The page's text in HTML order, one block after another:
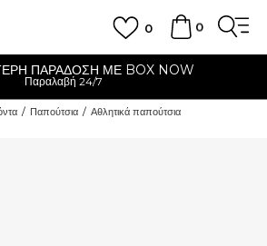
0
0
ΠΑΡΑΔΟΣΗ ΜΕ BOX NOW
Παραλαβή 24/7
Παπούτσια
Αθλητικά παπούτσια